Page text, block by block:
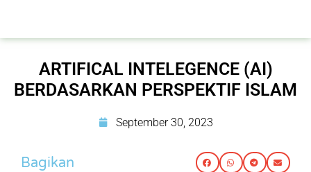
ARTIFICAL INTELEGENCE (AI)
BERDASARKAN PERSPEKTIF ISLAM
September 30, 2023
Bagikan